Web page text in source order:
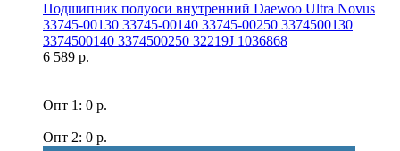
Подшипник полуоси внутренний Daewoo Ultra Novus
33745-00130 33745-00140 33745-00250 3374500130
3374500140 3374500250 32219J 1036868
6 589 р.
Опт 1: 0 р.
Опт 2: 0 р.